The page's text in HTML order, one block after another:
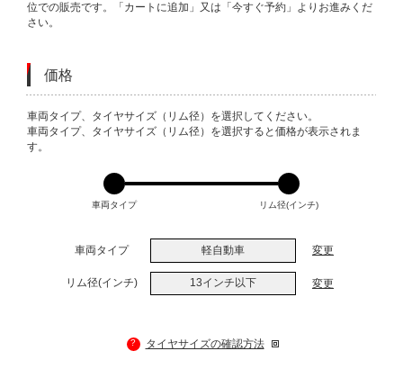
位での販売です。「カートに追加」又は「今すぐ予約」よりお進みくだ
さい。
価格
VARIATIONS
車両タイプ、タイヤサイズ（リム径）を選択してください。
車両タイプ、タイヤサイズ（リム径）を選択すると価格が表示されま
す。
車両タイプ リム径(インチ)
車両タイプ 軽自動車 変更
リム径(インチ) 13インチ以下 変更
? タイヤサイズの確認方法